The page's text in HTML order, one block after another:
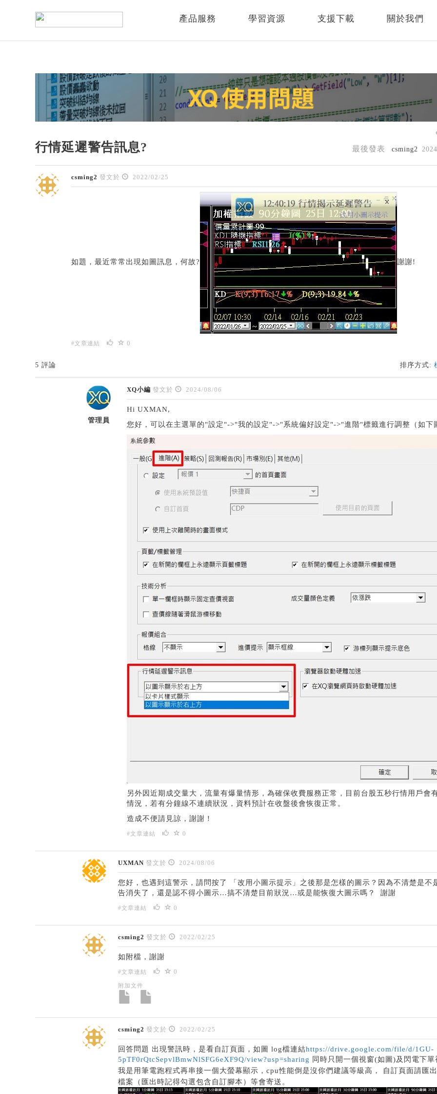
產品服務 學習資源 支援下載 關於我們
行情延遲警告訊息? 最後發表 csming2
csming2 發文於 2022/02/25
如題，最近常常出現如圖訊息，何故? 謝謝!
#文章連結 0
5 評論 排序方式:
管理員
XQ小編 發文於 2024/08/06
Hi UXMAN,
您好，可以在主選單的"設定"->"我的設定"->"系統偏好設定"->"進階"標籤進行調整（如下
另外因近期成交量大，流量有爆量情形，為確保收費服務正常，目前台股五秒行情用戶會
情況，若有分鐘線不連續狀況，資料預計在收盤後會恢復正常。
造成不便請見諒，謝謝！
#文章連結 0
UXMAN 發文於 2024/08/06
您好，也遇到這警示，請問按了 「改用小圖示提示」之後那是怎樣的圖示？因為不清楚是不
告消失了，還是認不得小圖示…搞不清楚目前狀況…或是能恢復大圖示嗎？ 謝謝
#文章連結 0
csming2 發文於 2022/02/25
如附檔，謝謝
#文章連結 0
附加文件
csming2 發文於 2022/02/25
回答問題 出現警訊時，是看自訂頁面，如圖 log檔連結https://drive.google.com/file/d/1GU-
5pTF0rQtcSepvlBmwNlSFG6eXF9Q/view?usp=sharing 同時只開一個視窗(如圖)及閃電下單
我是用筆電跑程式再串接一個大螢幕顯示，cpu性能倒是沒你們建議等級高，
自訂頁面請匯
檔案（匯出時記得勾選包含自訂腳本）等會寄送。